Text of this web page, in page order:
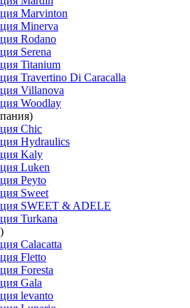
Marvinton
Minerva
Rodano
Serena
Titanium
Travertino Di Caracalla
Villanova
Woodlay
Chic
Hydraulics
Kaly
Luken
Peyto
Sweet
SWEET & ADELE
Turkana
Calacatta
Fletto
Foresta
Gala
levanto